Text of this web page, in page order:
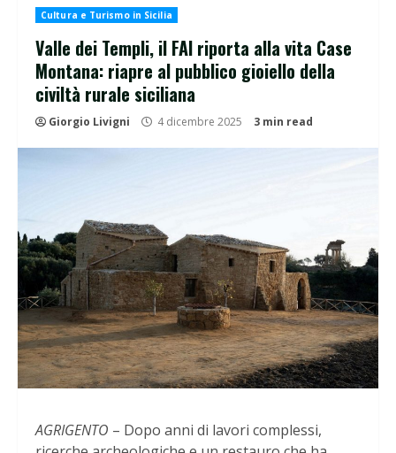
Cultura e Turismo in Sicilia
Valle dei Templi, il FAI riporta alla vita Case
Montana: riapre al pubblico gioiello della
civiltà rurale siciliana
Giorgio Livigni 4 dicembre 2025 3 min read
AGRIGENTO – Dopo anni di lavori complessi,